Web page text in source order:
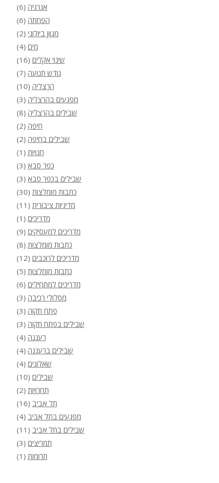
אנרגיה (6)
הפחתה (6)
מגוון ביולוגי (2)
מים (4)
שינוי אקלים (16)
גודש תנועה (7)
הרצליה (10)
מפגעים בהרצליה (3)
שבילים בהרצליה (8)
חיפה (2)
שבילים בחיפה (2)
חנויות (1)
כפר סבא (3)
שבילים בכפר סבא (3)
כתבות מומלצות (30)
מדיניות ציבורית (11)
מדריכים (1)
מדריכים למעסיקים (9)
כתבות מומלצות (8)
מדריכים לרוכבים (12)
כתבות מומלצות (5)
מדריכים למתחילים (6)
מסלולי רכיבה (3)
פתח תקוה (3)
שבילים בפתח תקוה (3)
רעננה (4)
שבילים ברעננה (4)
שאלונים (4)
שבילים (10)
תחרויות (2)
תל אביב (16)
מפגעים בתל אביב (4)
שבילים בתל אביב (11)
תמריצים (3)
תרומות (1)